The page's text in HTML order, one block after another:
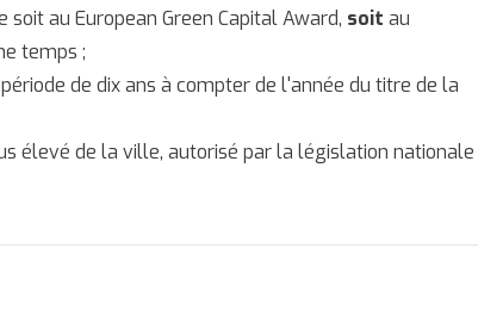
au European Green Capital Award, soit au
temps ;
de dix ans à compter de l'année du titre de la
élevé de la ville, autorisé par la législation nationale